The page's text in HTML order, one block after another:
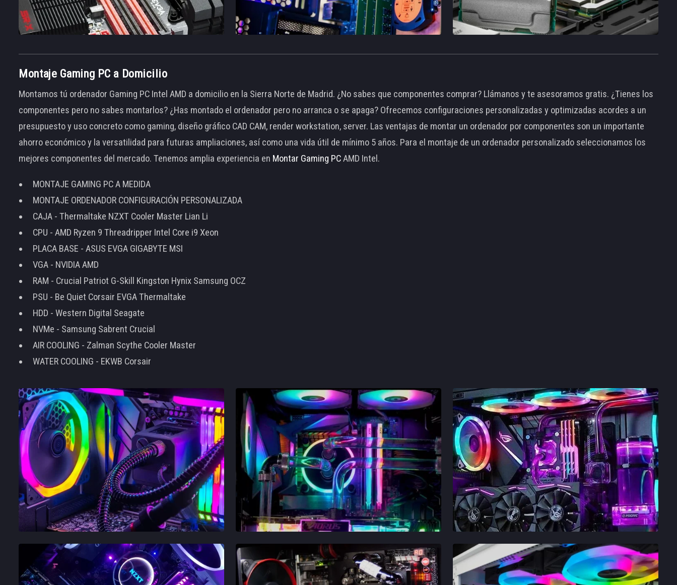
Montaje Gaming PC a Domicilio
Montamos tú ordenador Gaming PC Intel AMD a domicilio en la Sierra Norte de Madrid. ¿No sabes que componentes comprar? Llámanos y te asesoramos gratis. ¿Tienes los
componentes pero no sabes montarlos? ¿Has montado el ordenador pero no arranca o se apaga? Ofrecemos configuraciones personalizadas y optimizadas acordes a un
presupuesto y uso concreto como gaming, diseño gráfico CAD CAM, render workstation, server. Las ventajas de montar un ordenador por componentes son un importante
ahorro económico y la versatilidad para futuras ampliaciones, así como una vida útil de mínimo 5 años. Para el montaje de un ordenador personalizado seleccionamos los
mejores componentes del mercado. Tenemos amplia experiencia en Montar Gaming PCAMD Intel.
MONTAJE GAMING PC A MEDIDA
MONTAJE ORDENADOR CONFIGURACIÓN PERSONALIZADA
CAJA - Thermaltake NZXT Cooler Master Lian Li
CPU - AMD Ryzen 9 Threadripper Intel Core i9 Xeon
PLACA BASE - ASUS EVGA GIGABYTE MSI
VGA - NVIDIA AMD
RAM - Crucial Patriot G-Skill Kingston Hynix Samsung OCZ
PSU - Be Quiet Corsair EVGA Thermaltake
HDD - Western Digital Seagate
NVMe - Samsung Sabrent Crucial
AIR COOLING - Zalman Scythe Cooler Master
WATER COOLING - EKWB Corsair